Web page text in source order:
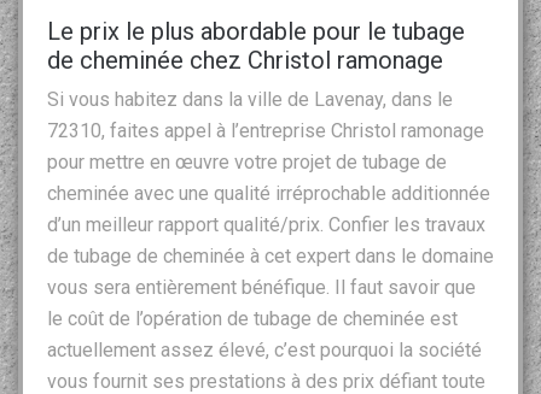
Le prix le plus abordable pour le tubage
de cheminée chez Christol ramonage
Si vous habitez dans la ville de Lavenay, dans le
72310, faites appel à l’entreprise Christol ramonage
pour mettre en œuvre votre projet de tubage de
cheminée avec une qualité irréprochable additionnée
d’un meilleur rapport qualité/prix. Confier les travaux
de tubage de cheminée à cet expert dans le domaine
vous sera entièrement bénéfique. Il faut savoir que
le coût de l’opération de tubage de cheminée est
actuellement assez élevé, c’est pourquoi la société
vous fournit ses prestations à des prix défiant toute